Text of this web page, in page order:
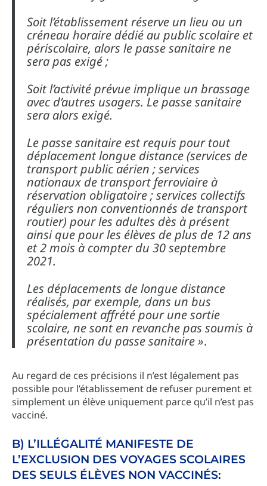
Soit l’établissement réserve un lieu ou un
créneau horaire dédié au public scolaire et
périscolaire, alors le passe sanitaire ne
sera pas exigé ;
Soit l’activité prévue implique un brassage
avec d’autres usagers. Le passe sanitaire
sera alors exigé.
Le passe sanitaire est requis pour tout
déplacement longue distance (services de
transport public aérien ; services
nationaux de transport ferroviaire à
réservation obligatoire ; services collectifs
réguliers non conventionnés de transport
routier) pour les adultes dès à présent
ainsi que pour les élèves de plus de 12 ans
et 2 mois à compter du 30 septembre
2021.
Les déplacements de longue distance
réalisés, par exemple, dans un bus
spécialement affrété pour une sortie
scolaire, ne sont en revanche pas soumis à
présentation du passe sanitaire ».
Au regard de ces précisions il n’est légalement pas
possible pour l’établissement de refuser purement et
simplement un élève uniquement parce qu’il n’est pas
vacciné.
B) L’ILLÉGALITÉ MANIFESTE DE
L’EXCLUSION DES VOYAGES SCOLAIRES
DES SEULS ÉLÈVES NON VACCINÉS: